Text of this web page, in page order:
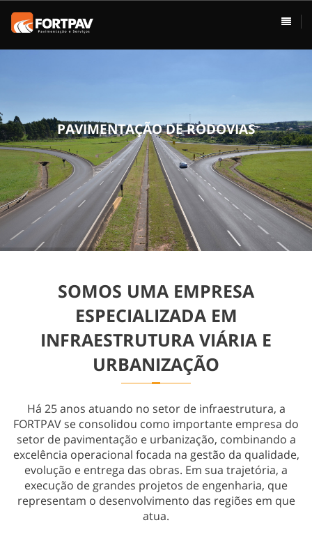
Vias Urbanas
Rodovias
Drenagem
Terraplenagem
Conservação
PAVIMENTAÇÃODERODOVIAS
SOMOS UMA EMPRESA
ESPECIALIZADA EM
INFRAESTRUTURA VIÁRIA E
URBANIZAÇÃO
Há 25 anos atuando no setor de infraestrutura, a
FORTPAV se consolidou como importante empresa do
setor de pavimentação e urbanização, combinando a
excelência operacional focada na gestão da qualidade,
evolução e entrega das obras. Em sua trajetória, a
execução de grandes projetos de engenharia, que
representam o desenvolvimento das regiões em que
atua.